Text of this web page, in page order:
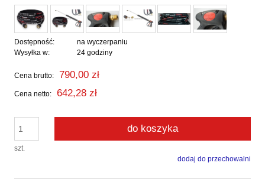
Dostępność:
na wyczerpaniu
Wysyłka w:
24 godziny
Cena brutto: 790,00 zł
Cena netto: 642,28 zł
szt.
do koszyka
dodaj do przechowalni